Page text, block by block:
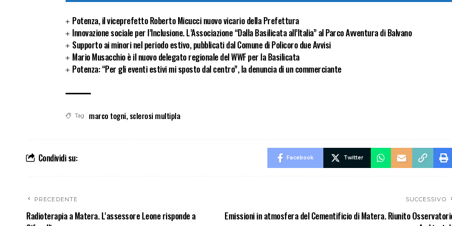
Potenza, il viceprefetto Roberto Micucci nuovo vicario della Prefettura
Innovazione sociale per l’Inclusione. L’Associazione “Dalla Basilicata all’Italia” al Parco Avventura di Balvano
Supporto ai minori nel periodo estivo, pubblicati dal Comune di Policoro due Avvisi
Mario Musacchio è il nuovo delegato regionale del WWF per la Basilicata
Potenza: “Per gli eventi estivi mi sposto dal centro”, la denuncia di un commerciante
Tag marco togni, sclerosi multipla
Condividi su: Facebook Twitter
PRECEDENTE
Radioterapia a Matera. L'assessore Leone risponde a
SUCCESSIVO
Emissioni in atmosfera del Cementificio di Matera. Riunito